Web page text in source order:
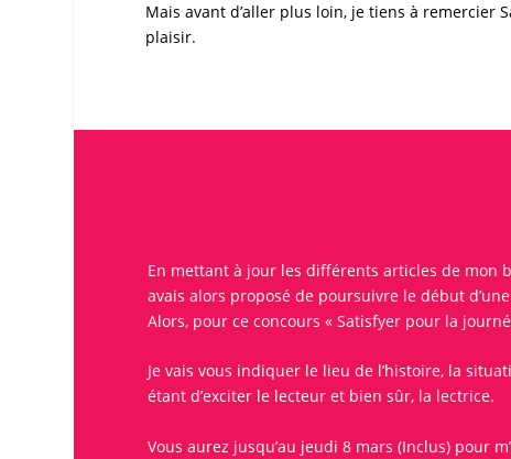
Mais avant d’aller plus loin, je tiens à remercier
plaisir.
En mettant à jour les différents articles de mon
avais alors proposé de poursuivre le début d’une
Alors, pour ce concours « Satisfyerpour la
Je vais vous indiquer le lieu de l’histoire, la
étant d’exciter le lecteur et bien sûr, la lectrice.
Vous aurez jusqu’au jeudi 8 mars (Inclus) pour